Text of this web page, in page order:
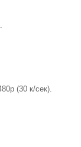
(30 к/сек).